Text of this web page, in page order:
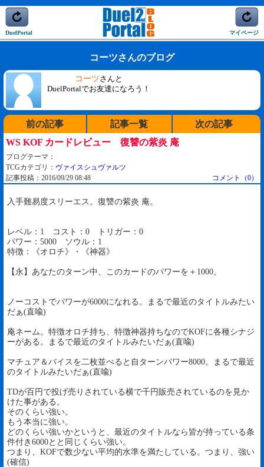
DuelPortal マイページ
コーツさんのブログ
コーツさんと
DuelPortalでお友達になろう！
前の記事 記事一覧
次の記事
WS KOF カードレビュー 復讐の紫炎 庵
ブログテーマ：
TCGカテゴリ： ヴァイスシュヴァルツ
記事投稿：2016/09/29 08:48
コメント（0）
入手難易度スリーエス。復讐の紫炎 庵。
レベル：1 コスト：0 トリガー：0
パワー：5000 ソウル：1
特徴：《オロチ》・《神器》
【永】あなたのターン中、このカードのパワーを＋1000。
ノーコストでパワーが6000になれる。まるで最近のタイトルみたい
だぁ(直喩)
庵ネーム。特徴オロチ持ち、特徴神器持ちなのでKOFに各種シナジ
ーがある。まるで最近のタイトルみたいだぁ(直喩)
マチュア＆バイスを二枚並べると自ターンパワー8000。まるで最近
のタイトルみたいだぁ(直喩)
TDが百円で投げ売りされている横で千円販売されているのを見か
けた事がある。
そのくらい強い。
もう本当に強い。
どのくらい強いかというと、最近のタイトルなら皆が持っている条
件付き6000とと同じくらい強い。
つまり、KOFで数少ない平均的水準を満たしている。つまり、強い
(確信)